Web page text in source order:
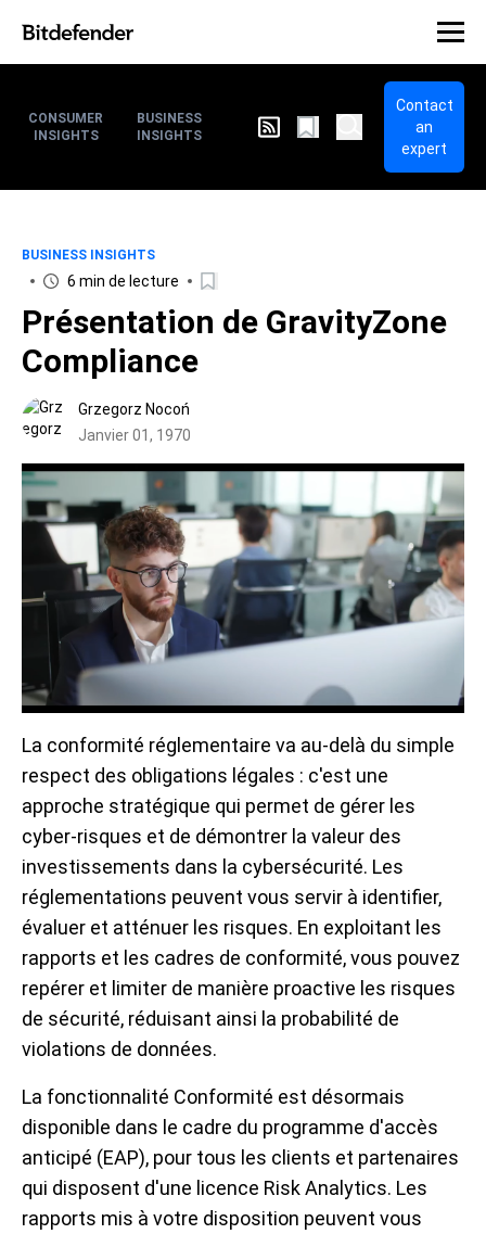
CONSUMER
INSIGHTS
BUSINESS
INSIGHTS
Contact
an
expert
BUSINESS INSIGHTS
6 min de lecture
Présentation de GravityZone
Compliance
Grzegorz Nocoń
Janvier 01, 1970
La conformité réglementaire va au-delà du simple
respect des obligations légales : c'est une
approche stratégique qui permet de gérer les
cyber-risques et de démontrer la valeur des
investissements dans la cybersécurité. Les
réglementations peuvent vous servir à identifier,
évaluer et atténuer les risques. En exploitant les
rapports et les cadres de conformité, vous pouvez
repérer et limiter de manière proactive les risques
de sécurité, réduisant ainsi la probabilité de
violations de données.
La fonctionnalité Conformité est désormais
disponible dans le cadre du programme d'accès
anticipé (EAP), pour tous les clients et partenaires
qui disposent d'une licence Risk Analytics. Les
rapports mis à votre disposition peuvent vous